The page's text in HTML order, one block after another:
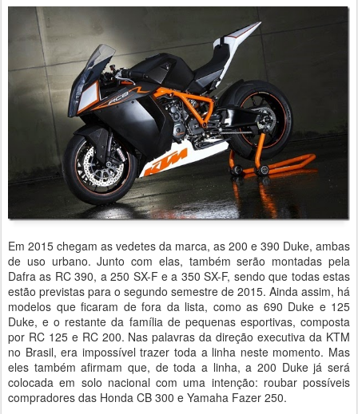
Em 2015 chegam as vedetes da marca, as 200 e 390 Duke, ambas
de uso urbano. Junto com elas, também serão montadas pela
Dafra as RC 390, a 250 SX-F e a 350 SX-F, sendo que todas estas
estão previstas para o segundo semestre de 2015. Ainda assim, há
modelos que ficaram de fora da lista, como as 690 Duke e 125
Duke, e o restante da família de pequenas esportivas, composta
por RC 125 e RC 200. Nas palavras da direção executiva da KTM
no Brasil, era impossível trazer toda a linha neste momento. Mas
eles também afirmam que, de toda a linha, a 200 Duke já será
colocada em solo nacional com uma intenção: roubar possíveis
compradores das Honda CB 300 e Yamaha Fazer 250.